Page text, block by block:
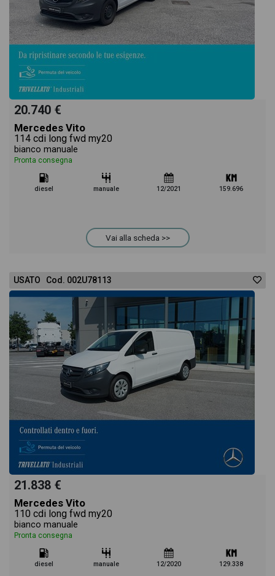
20.740 €
Mercedes Vito
114 cdi long fwd my20
bianco manuale
Pronta consegna
diesel manuale 12/2021 159.696
Vai alla scheda >>
USATO Cod. 002U78113
21.838 €
Mercedes Vito
110 cdi long fwd my20
bianco manuale
Pronta consegna
diesel manuale 12/2020 129.338